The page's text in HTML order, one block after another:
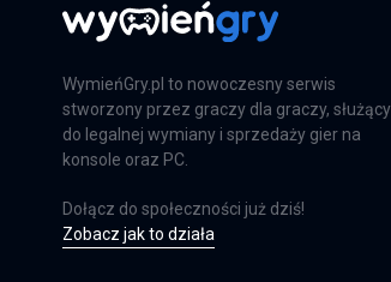
WymieńGry.pl to nowoczesny serwis
stworzony przez graczy dla graczy, służący
do legalnej wymiany i sprzedaży gier na
konsole oraz PC.
Dołącz do społeczności już dziś!
Zobacz jak to działa